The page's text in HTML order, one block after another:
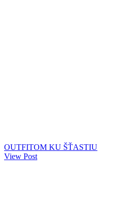
OUTFITOM KU ŠŤASTIU
View Post